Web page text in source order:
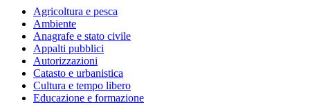
Agricoltura e pesca
Ambiente
Anagrafe e stato civile
Appalti pubblici
Autorizzazioni
Catasto e urbanistica
Cultura e tempo libero
Educazione e formazione